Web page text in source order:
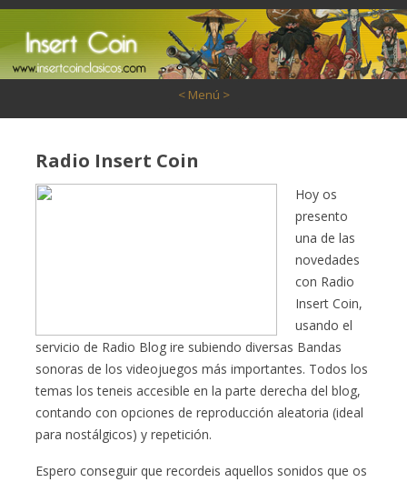
< Menú >
Radio Insert Coin
Hoy os
presento
una de las
novedades
con Radio
Insert Coin,
usando el
servicio de Radio Blog ire subiendo diversas Bandas
sonoras de los videojuegos más importantes. Todos los
temas los teneis accesible en la parte derecha del blog,
contando con opciones de reproducción aleatoria (ideal
para nostálgicos) y repetición.
Espero conseguir que recordeis aquellos sonidos que os